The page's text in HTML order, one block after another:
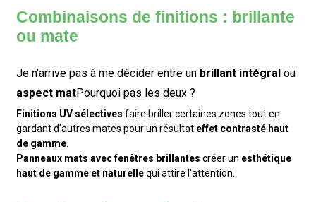
Combinaisons de finitions : brillante
ou mate
Je n'arrive pas à me décider entre un brillant intégralou
aspect matPourquoi pas les deux ?
Finitions UV sélectives faire briller certaines zones tout en
gardant d'autres mates pour un résultat effet contrasté haut
de gamme.
Panneaux mats avec fenêtres brillantes créer un esthétique
haut de gamme et naturellequi attire l'attention.